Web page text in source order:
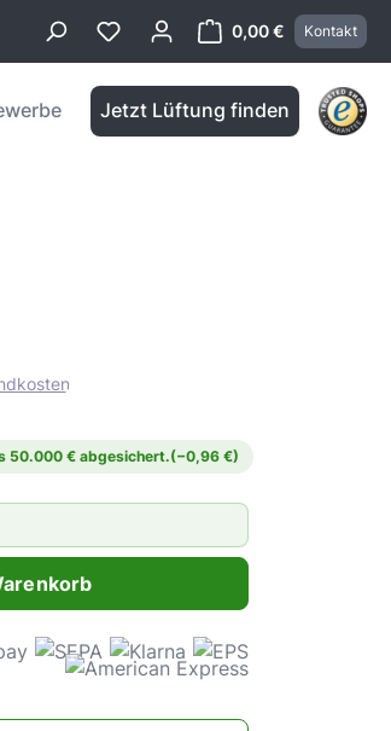
0,00 €
Warenkorb
Kontakt
Jetzt Lüftung finden
50.000 € abgesichert.(−0,96 €)
Wert ein oder benutze die Schaltflächen